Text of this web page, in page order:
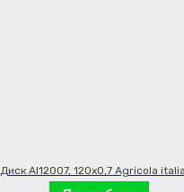
Диск AI12007, 120х0,7 Agricola